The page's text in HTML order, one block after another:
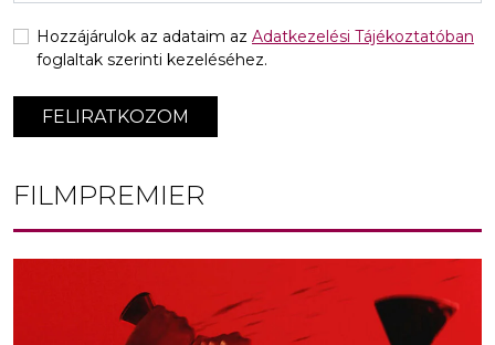
FELIRATKOZOM
Hozzájárulok az adataim az Adatkezelési Tájékoztatóban
foglaltak szerinti kezeléséhez.
FILMPREMIER